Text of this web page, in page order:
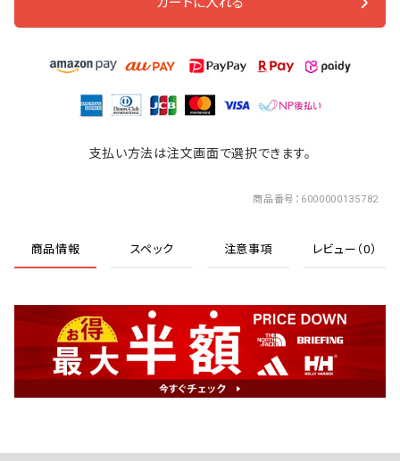
支払い方法は注文画面で選択できます。
商品番号 6000000135782
商品情報 スペック 注意事項 レビュー（0）